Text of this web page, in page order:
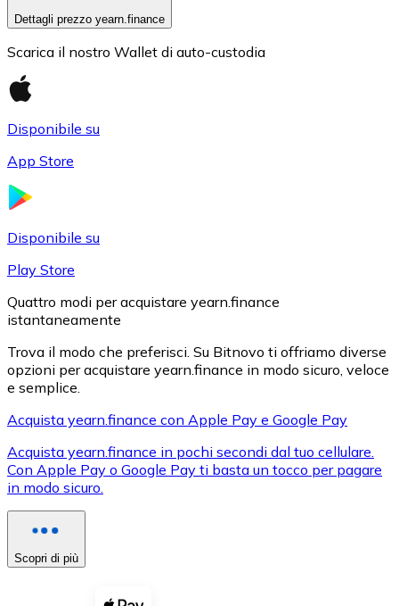
XRP
Dettagli prezzo yearn.finance
Scarica il nostro Wallet di auto-custodia
Disponibile su
App Store
Disponibile su
Play Store
Quattro modi per acquistare yearn.finance
istantaneamente
Trova il modo che preferisci. Su Bitnovo ti offriamo diverse
opzioni per acquistare yearn.finance in modo sicuro, veloce
e semplice.
Acquista yearn.finance con Apple Pay e Google Pay
Acquista yearn.finance in pochi secondi dal tuo cellulare.
Con Apple Pay o Google Pay ti basta un tocco per pagare
in modo sicuro.
Scopri di più